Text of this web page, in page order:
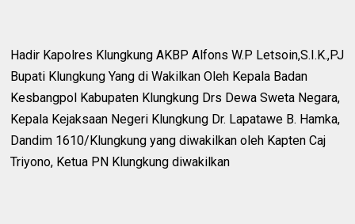
Hadir Kapolres Klungkung AKBP Alfons W.P Letsoin,S.I.K.,PJ
Bupati Klungkung Yang di Wakilkan Oleh Kepala Badan
Kesbangpol Kabupaten Klungkung Drs Dewa Sweta Negara,
Kepala Kejaksaan Negeri Klungkung Dr. Lapatawe B. Hamka,
Dandim 1610/Klungkung yang diwakilkan oleh Kapten Caj
Triyono, Ketua PN Klungkung diwakilkan